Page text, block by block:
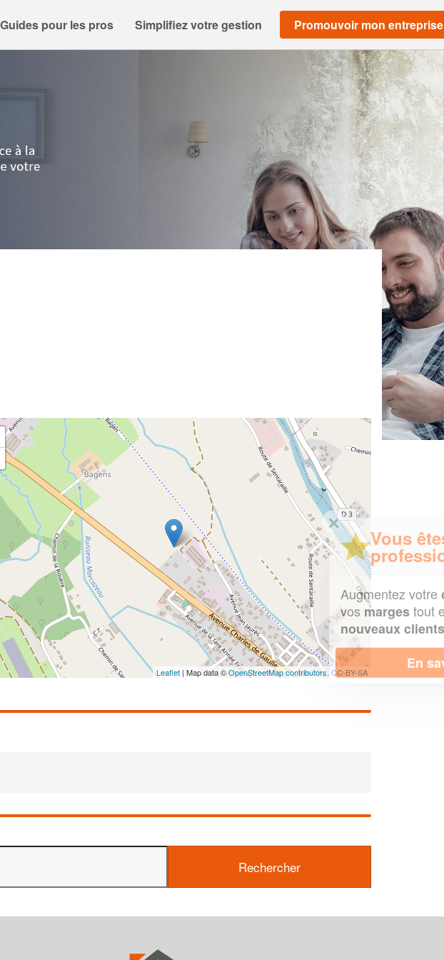
Guides pour les pros Simplifiez votre gestion Promouvoir mon entreprise
Leaflet | Map data ©OpenStreetMap contributors, CC-BY-SA
✕
Vous êtes un
professionnel ?
Augmentez votrechiffre d'affaireset
vosmarges
tout en gagnant de
nouveaux clients!
En savoir plus